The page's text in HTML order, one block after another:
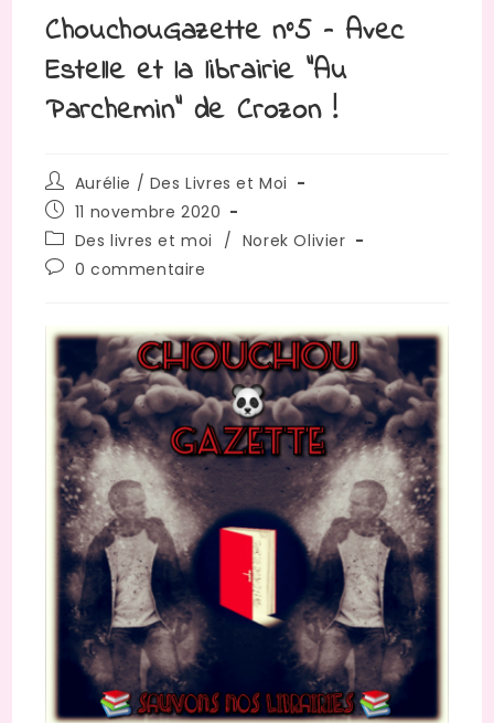
ChouchouGazette n°5 – Avec
Estelle et la librairie “Au
Parchemin” de Crozon !
Auteur/autrice
de
la
publication :
Aurélie / Des Livres et Moi
Publication
publiée :
11 novembre 2020
Post
category:
Des livres et moi / Norek Olivier
Commentaires
publication :
0 commentaire